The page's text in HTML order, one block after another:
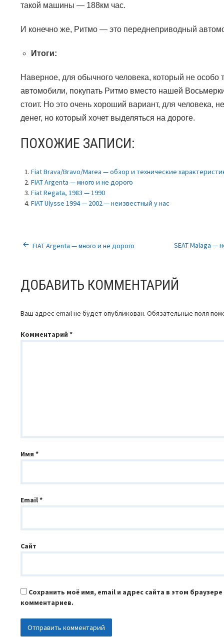
такой машины — 188км час.
И конечно же, Ритмо — это переднеприводный
Итоги:
Наверное, для обычного человека, который не особо
автомобили, покупать Ритмо вместо нашей
стоит. Но это очень хороший вариант, для человека,
денег, но который хочет выделяться на дороге.
ПОХОЖИЕ ЗАПИСИ:
Fiat Brava/Bravo/Marea — обзор и технические
FIAT Argenta — много и не дорого
Fiat Regata, 1983 — 1990
FIAT Ulysse 1994 — 2002 — неизвестный у нас
НАВИГАЦИЯ
ЗАПИСЯМ
FIAT Argenta — много и не дорого SEAT Malaga —
ДОБАВИТЬ КОММЕНТАРИЙ
Ваш адрес email не будет опубликован. Обязательные поля
Комментарий*
Имя*
Email*
Сайт
Сохранить моё имя, email и адрес сайта в этом
комментариев.